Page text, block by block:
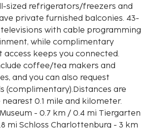
sized refrigerators/freezers and
private furnished balconies. 43-
with cable programming
while complimentary
access keeps you connected.
coffee/tea makers and
and you can also request
(complimentary).Distances are
0.1 mile and kilometer.
- 0.7 km / 0.4 mi Tiergarten
mi Schloss Charlottenburg - 3 km